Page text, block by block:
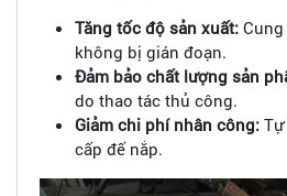
Tăng tốc độ sản xuất:
không bị gián đoạn.
Đảm bảo chất lượng sản
do thao tác thủ công.
Giảm chi phí nhân công:
cấp đế nắp.